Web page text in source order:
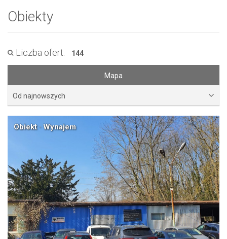
Obiekty
Liczba ofert: 144
Mapa
Od najnowszych
Obiekt · Wynajem